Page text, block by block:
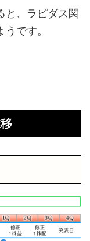
と、ラピダス関
です。